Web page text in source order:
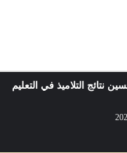
نتائج التلاميذ في التعليم